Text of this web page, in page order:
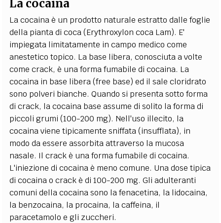
La cocaina
La cocaina è un prodotto naturale estratto dalle foglie
della pianta di coca (Erythroxylon coca Lam). E'
impiegata limitatamente in campo medico come
anestetico topico. La base libera, conosciuta a volte
come crack, è una forma fumabile di cocaina. La
cocaina in base libera (free base) ed il sale cloridrato
sono polveri bianche. Quando si presenta sotto forma
di crack, la cocaina base assume di solito la forma di
piccoli grumi (100-200 mg). Nell'uso illecito, la
cocaina viene tipicamente sniffata (insufflata), in
modo da essere assorbita attraverso la mucosa
nasale. Il crack è una forma fumabile di cocaina.
L'iniezione di cocaina è meno comune. Una dose tipica
di cocaina o crack è di 100-200 mg. Gli adulteranti
comuni della cocaina sono la fenacetina, la lidocaina,
la benzocaina, la procaina, la caffeina, il
paracetamolo e gli zuccheri.